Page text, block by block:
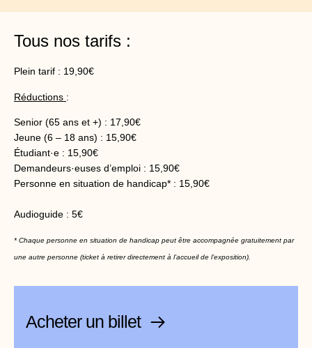
Tous nos tarifs :
Plein tarif : 19,90€
Réductions :
Senior (65 ans et +) : 17,90€
Jeune (6 – 18 ans) : 15,90€
Étudiant·e : 15,90€
Demandeurs·euses d’emploi : 15,90€
Personne en situation de handicap* : 15,90€
Audioguide : 5€
* Chaque personne en situation de handicap peut être accompagnée gratuitement par
une autre personne (ticket à retirer directement à l’accueil de l’exposition).
Acheter un billet